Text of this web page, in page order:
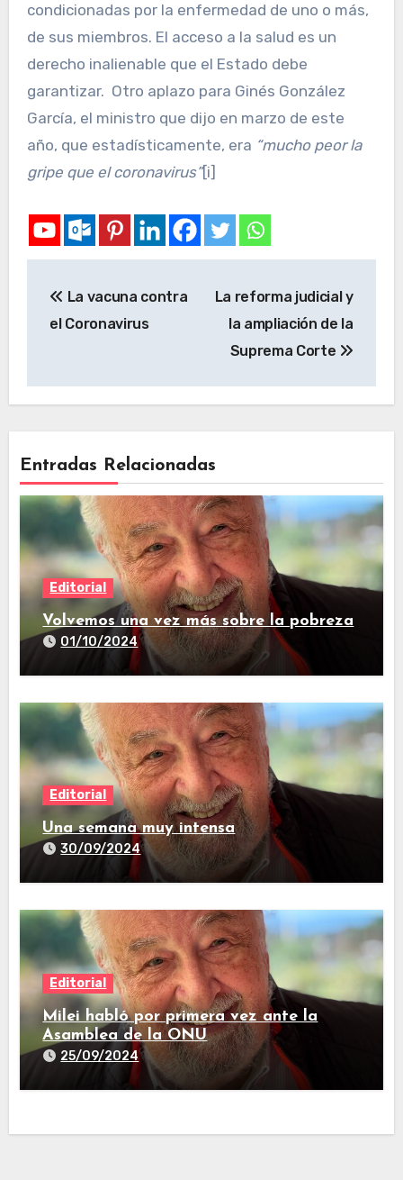
condicionadas por la enfermedad de uno o más,
de sus miembros. El acceso a la salud es un
derecho inalienable que el Estado debe
garantizar. Otro aplazo para Ginés González
García, el ministro que dijo en marzo de este
año, que estadísticamente, era “mucho peor la
gripe que el coronavirus”[i]
La vacuna contra
el Coronavirus
La reforma judicial y
la ampliación de la
Suprema Corte
Entradas Relacionadas
Editorial
Volvemos una vez más sobre la pobreza
01/10/2024
Editorial
Una semana muy intensa
30/09/2024
Editorial
Milei habló por primera vez ante la
Asamblea de la ONU
25/09/2024